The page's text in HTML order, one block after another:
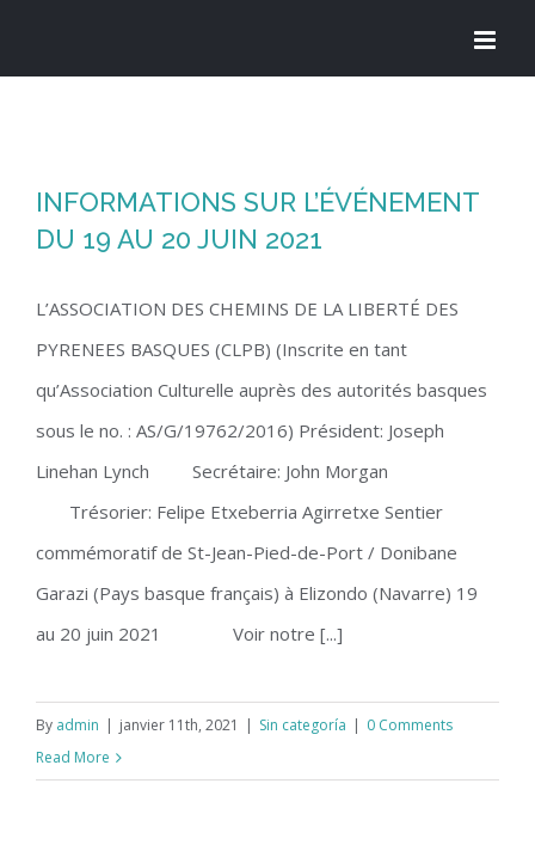
INFORMATIONS SUR L’ÉVÉNEMENT
DU 19 AU 20 JUIN 2021
L’ASSOCIATION DES CHEMINS DE LA LIBERTÉ DES
PYRENEES BASQUES (CLPB) (Inscrite en tant
qu’Association Culturelle auprès des autorités basques
sous le no. : AS/G/19762/2016) Président: Joseph
Linehan Lynch Secrétaire: John Morgan
Trésorier: Felipe Etxeberria Agirretxe Sentier
commémoratif de St-Jean-Pied-de-Port / Donibane
Garazi (Pays basque français) à Elizondo (Navarre) 19
au 20 juin 2021 Voir notre [...]
By admin | janvier 11th, 2021 | Sin categoría | 0 Comments
Read More